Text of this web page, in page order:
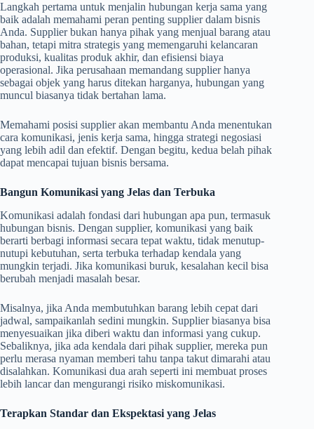
Langkah pertama untuk menjalin hubungan kerja sama yang
baik adalah memahami peran penting supplier dalam bisnis
Anda. Supplier bukan hanya pihak yang menjual barang atau
bahan, tetapi mitra strategis yang memengaruhi kelancaran
produksi, kualitas produk akhir, dan efisiensi biaya
operasional. Jika perusahaan memandang supplier hanya
sebagai objek yang harus ditekan harganya, hubungan yang
muncul biasanya tidak bertahan lama.
Memahami posisi supplier akan membantu Anda menentukan
cara komunikasi, jenis kerja sama, hingga strategi negosiasi
yang lebih adil dan efektif. Dengan begitu, kedua belah pihak
dapat mencapai tujuan bisnis bersama.
Bangun Komunikasi yang Jelas dan Terbuka
Komunikasi adalah fondasi dari hubungan apa pun, termasuk
hubungan bisnis. Dengan supplier, komunikasi yang baik
berarti berbagi informasi secara tepat waktu, tidak menutup-
nutupi kebutuhan, serta terbuka terhadap kendala yang
mungkin terjadi. Jika komunikasi buruk, kesalahan kecil bisa
berubah menjadi masalah besar.
Misalnya, jika Anda membutuhkan barang lebih cepat dari
jadwal, sampaikanlah sedini mungkin. Supplier biasanya bisa
menyesuaikan jika diberi waktu dan informasi yang cukup.
Sebaliknya, jika ada kendala dari pihak supplier, mereka pun
perlu merasa nyaman memberi tahu tanpa takut dimarahi atau
disalahkan. Komunikasi dua arah seperti ini membuat proses
lebih lancar dan mengurangi risiko miskomunikasi.
Terapkan Standar dan Ekspektasi yang Jelas